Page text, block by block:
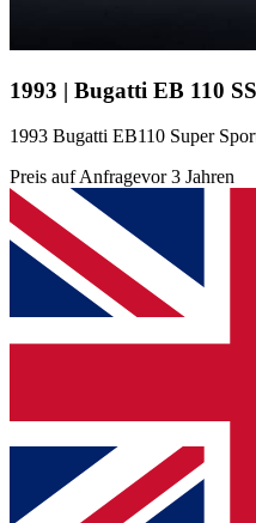
1993 | Bugatti EB 110 SS
1993 Bugatti EB110 Super
Preis auf Anfragevor 3 Jahren